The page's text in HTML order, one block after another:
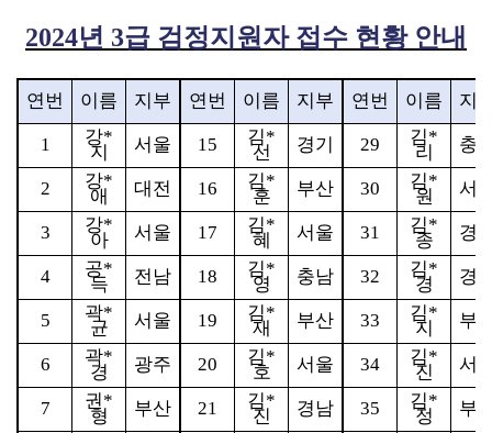
2024년 3급 검정지원자 접수 현황 안내
연번 이름 지부 연번 이름 지부 연번 이름 지
1 강*
지 서울 15 김*
선 경기 29 김*
리 충
2 강*
애 대전 16 김*
훈 부산 30 김*
원 서
3 강*
아 서울 17 김*
혜 서울 31 김*
종 경
4 공*
득 전남 18 김*
영 충남 32 김*
경 경
5 곽*
균 서울 19 김*
재 부산 33 김*
지 부
6 곽*
경 광주 20 김*
호 서울 34 김*
진 서
7 권*
형 부산 21 김*
진 경남 35 김*
정 부